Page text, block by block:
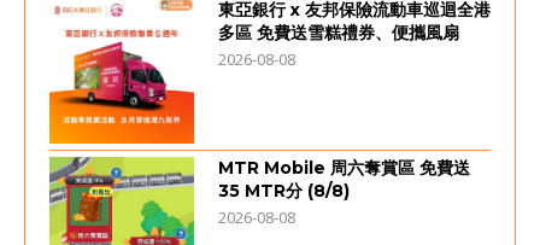
東亞銀行 x 友邦保險流動車巡迴全港
多區 免費送雪糕禮券、便攜風扇
2026-08-08
MTR Mobile 周六奪賞區 免費送
35 MTR分 (8/8)
2026-08-08